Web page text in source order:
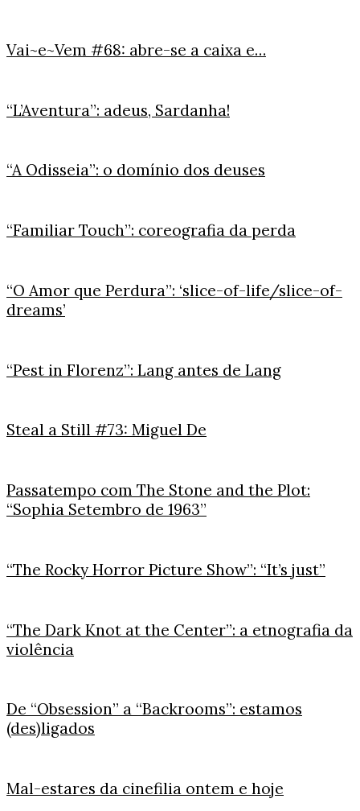
Vai~e~Vem #68: abre-se a caixa e…
“L’Aventura”: adeus, Sardanha!
“A Odisseia”: o domínio dos deuses
“Familiar Touch”: coreografia da perda
“O Amor que Perdura”: ‘slice-of-life/slice-of-
dreams’
“Pest in Florenz”: Lang antes de Lang
Steal a Still #73: Miguel De
Passatempo com The Stone and the Plot:
“Sophia Setembro de 1963”
“The Rocky Horror Picture Show”: “It’s just”
“The Dark Knot at the Center”: a etnografia da
violência
De “Obsession” a “Backrooms”: estamos
(des)ligados
Mal-estares da cinefilia ontem e hoje